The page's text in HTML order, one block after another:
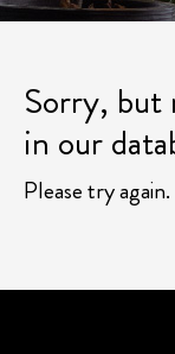
Sorry, but
in our
Please try again.